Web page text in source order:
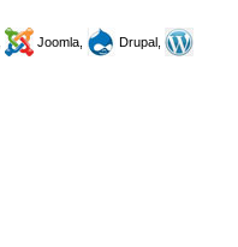
Joomla,
Drupal,